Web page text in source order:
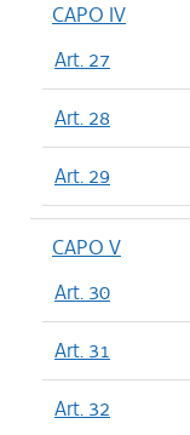
CAPO IV
Art. 27
Art. 28
Art. 29
CAPO V
Art. 30
Art. 31
Art. 32